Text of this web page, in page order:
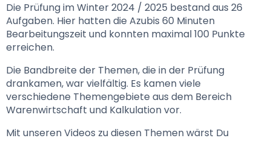
Die Prüfung im Winter 2024 / 2025 bestand aus 26
Aufgaben. Hier hatten die Azubis 60 Minuten
Bearbeitungszeit und konnten maximal 100 Punkte
erreichen.
Die Bandbreite der Themen, die in der Prüfung
drankamen, war vielfältig. Es kamen viele
verschiedene Themengebiete aus dem Bereich
Warenwirtschaft und Kalkulation vor.
Mit unseren Videos zu diesen Themen wärst Du